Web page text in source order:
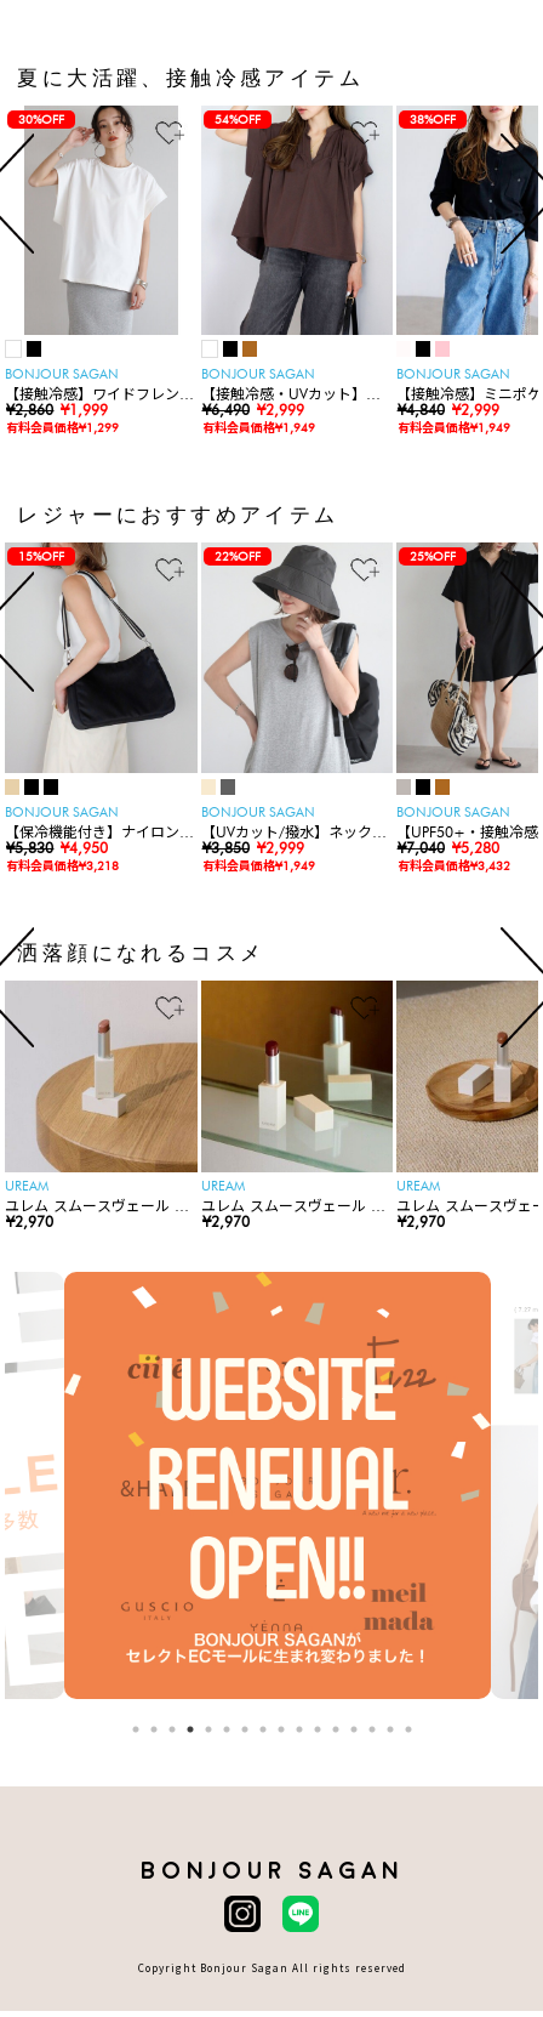
夏に大活躍、接触冷感アイテム
30%OFF
BONJOUR SAGAN
【接触冷感】ワイドフレンチ
スリーブTシャツ
¥2,860 ¥1,999
有料会員価格¥1,299
54%OFF
BONJOUR SAGAN
【接触冷感・UVカット】シ
ャーリングスキッパートップ
ス
¥6,490 ¥2,999
有料会員価格¥1,949
38%OFF
BONJOUR SAGAN
【接触冷感】ミニポ
袖ニットカーディガン
¥4,840 ¥2,999
有料会員価格¥1,949
レジャーにおすすめアイテム
15%OFF
BONJOUR SAGAN
【保冷機能付き】ナイロンシ
ョルダーバッグ
¥5,830 ¥4,950
有料会員価格¥3,218
22%OFF
BONJOUR SAGAN
【UVカット/撥水】ネックカ
バー付きワイドリムハット
¥3,850 ¥2,999
有料会員価格¥1,949
25%OFF
BONJOUR SAGAN
【UPF50+・接触冷感
水】【水陸両用】ラ
ードロンパース
¥7,040 ¥5,280
有料会員価格¥3,432
洒落顔になれるコスメ
UREAM
ユレム スムースヴェール リ
ップスティック
¥2,970
UREAM
ユレム スムースヴェール リ
ップスティック
¥2,970
UREAM
ユレム スムースヴェ
ップスティック
¥2,970
BONJOUR SAGAN
Copyright Bonjour Sagan All rights reserved